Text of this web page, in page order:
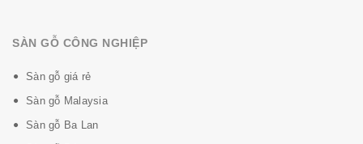
SÀN GỖ CÔNG NGHIỆP
Sàn gỗ giá rẻ
Sàn gỗ Malaysia
Sàn gỗ Ba Lan